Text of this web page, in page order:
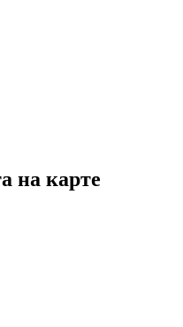
на карте